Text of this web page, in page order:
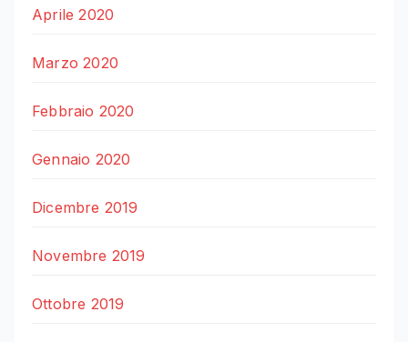
Aprile 2020
Marzo 2020
Febbraio 2020
Gennaio 2020
Dicembre 2019
Novembre 2019
Ottobre 2019